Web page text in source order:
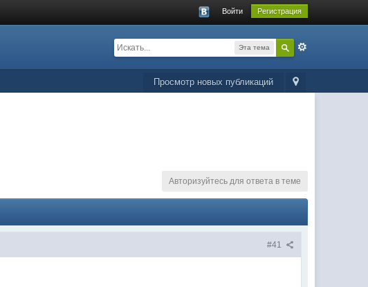
Войти Регистрация
Эта тема
Просмотр новых публикаций
Авторизуйтесь для ответа в теме
#41